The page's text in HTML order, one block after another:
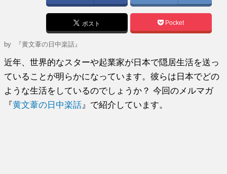
ポスト Pocket
by 『黄文葦の日中楽話』
近年、世界的なスターや起業家が日本で隠居生活を送っ
ていることが明らかになっています。彼らは日本でどの
ような生活をしているのでしょうか？ 今回のメルマガ
『黄文葦の日中楽話 』で紹介しています。